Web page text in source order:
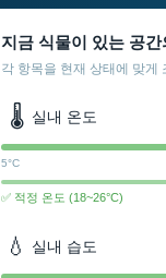
지금 식물이 있는 공
각 항목을 현재 상태에 맞게
🌡️ 실내 온도
5°C
✅ 적정 온도 (18~26°C)
💧 실내 습도